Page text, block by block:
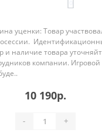
уценки: Товар
и наличие товара
компании. Игровой
10 190р.
- +